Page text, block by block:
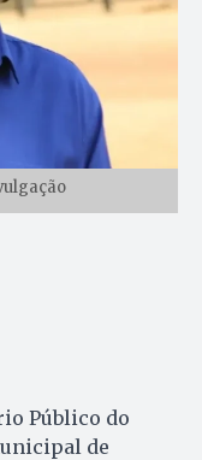
Público do
de